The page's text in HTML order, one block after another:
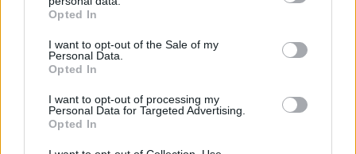
Opted In
I want to opt-out of the Sale of my
Personal Data.
Opted In
I want to opt-out of processing my
Personal Data for Targeted Advertising.
Opted In
24,6 εκατ. ευρώ σε παραγωγούς
MINOAN LINES: Ταξιδεύουμε στη Μήλο με εκπτώσεις
έως 50%
Γερμανία: Συνελήφθη Ουκρανός που κατηγορείται για